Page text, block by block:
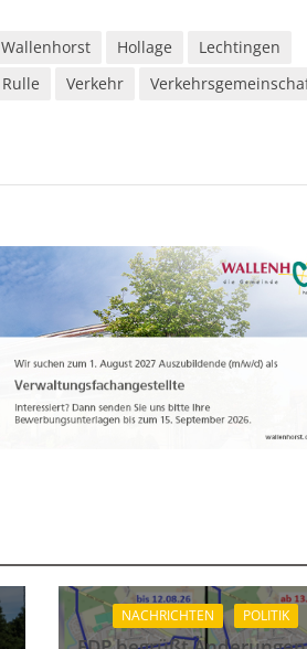
Wallenhorst Hollage
Lechtingen
Rulle Verkehr
NACHRICHTEN POLITIK